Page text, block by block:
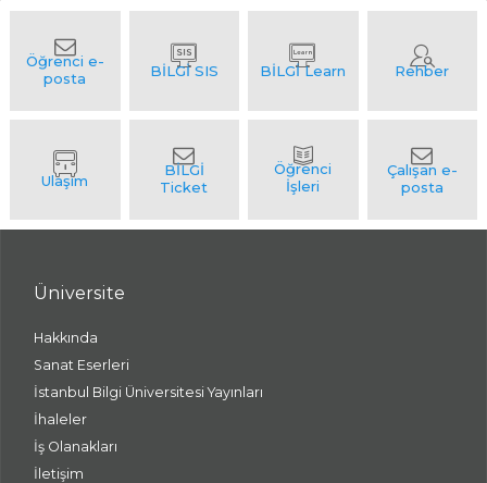
Üniversite
Hakkında
Sanat Eserleri
İstanbul Bilgi Üniversitesi Yayınları
İhaleler
İş Olanakları
İletişim